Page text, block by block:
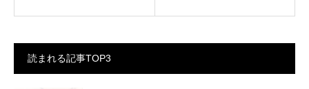
読まれる記事TOP3